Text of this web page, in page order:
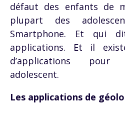
défaut des enfants de
plupart des
Smartphone. Et qui
applications. Et il
d’applications pour
adolescent.
Les applications de